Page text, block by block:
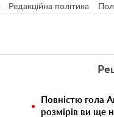
Редакційна політика
Повністю гола
розмірів ви ще